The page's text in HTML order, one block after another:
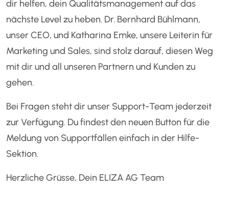
dir helfen, dein Qualitätsmanagement auf das
nächste Level zu heben. Dr. Bernhard Bühlmann,
unser CEO, und Katharina Emke, unsere Leiterin für
Marketing und Sales, sind stolz darauf, diesen Weg
mit dir und all unseren Partnern und Kunden zu
gehen.
Bei Fragen steht dir unser Support-Team jederzeit
zur Verfügung. Du findest den neuen Button für die
Meldung von Supportfällen einfach in der Hilfe-
Sektion.
Herzliche Grüsse, Dein ELIZA AG Team